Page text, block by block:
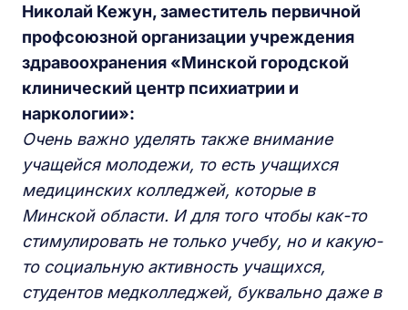
Николай Кежун, заместитель первичной
профсоюзной организации учреждения
здравоохранения «Минской городской
клинический центр психиатрии и
наркологии»:
Очень важно уделять также внимание
учащейся молодежи, то есть учащихся
медицинских колледжей, которые в
Минской области. И для того чтобы как-то
стимулировать не только учебу, но и какую-
то социальную активность учащихся,
студентов медколледжей, буквально даже в